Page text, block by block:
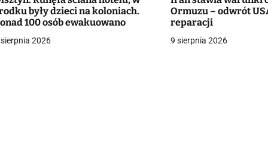
były dzieci na koloniach.
100 osób ewakuowano
2026
Ormuzu – odwrót
reparacji
9 sierpnia 2026